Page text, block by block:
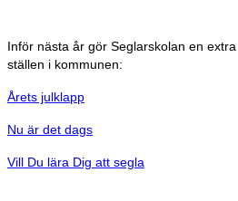
Inför nästa år gör Seglarskolan en
ställen i kommunen:
Årets julklapp
Nu är det dags
Vill Du lära Dig att segla